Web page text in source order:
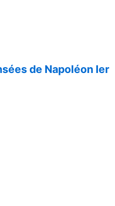
de Napoléon Ier